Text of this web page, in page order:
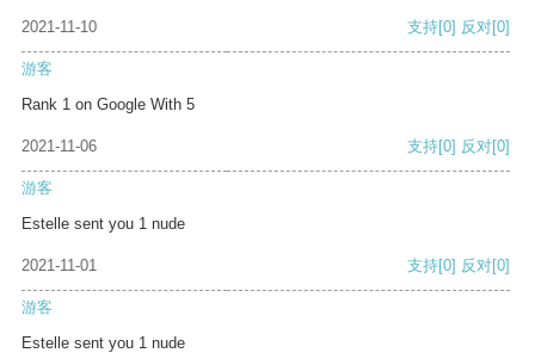
2021-11-10 支持[0] 反对[0]
游客
Rank 1 on Google With 5
2021-11-06 支持[0] 反对[0]
游客
Estelle sent you 1 nude
2021-11-01 支持[0] 反对[0]
游客
Estelle sent you 1 nude